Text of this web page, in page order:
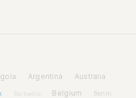
Argentina Australia
Barbados Belgium Benin